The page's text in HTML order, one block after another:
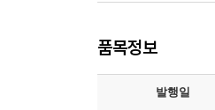
품목정보
발행일